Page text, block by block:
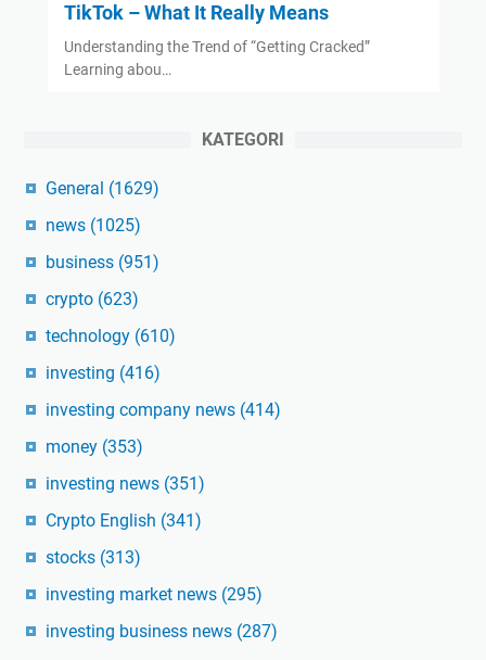
TikTok – What It Really Means
Understanding the Trend of “Getting Cracked”
Learning abou…
KATEGORI
General (1629)
news (1025)
business (951)
crypto (623)
technology (610)
investing (416)
investing company news (414)
money (353)
investing news (351)
Crypto English (341)
stocks (313)
investing market news (295)
investing business news (287)